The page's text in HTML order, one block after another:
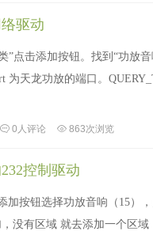
驱动
”点击添加按钮。找到“功放
为天龙功放的端口。
0人评论 863次浏览
控制驱动
加按钮选择功放音响（15）
没有区域 就去添加一个区